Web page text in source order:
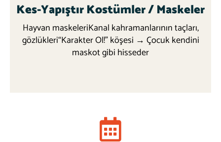
Kes-Yapıştır Kostümler / Maskeler
Hayvan maskeleriKanal kahramanlarının taçları,
gözlükleri“Karakter Ol!” köşesi → Çocuk kendini
maskot gibi hisseder